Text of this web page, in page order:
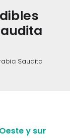
Saudita
Oeste y sur